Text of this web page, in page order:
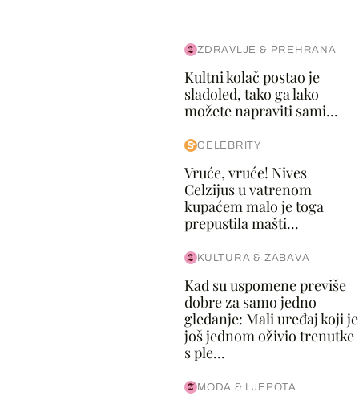
ZDRAVLJE & PREHRANA
Kultni kolač postao je
sladoled, tako ga lako
možete napraviti sami...
CELEBRITY
Vruće, vruće! Nives
Celzijus u vatrenom
kupaćem malo je toga
prepustila mašti...
KULTURA & ZABAVA
Kad su uspomene previše
dobre za samo jedno
gledanje: Mali uređaj koji je
još jednom oživio trenutke
s ple...
MODA & LJEPOTA